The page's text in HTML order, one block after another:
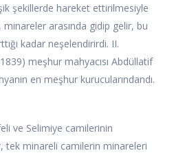
şekillerde hareket ettirilmesiyle
arasında gidip gelir, bu
kadar neşelendirirdi. II.
meşhur mahyacısı Abdüllatif
en meşhur kurucularındandı.
ve Selimiye camilerinin
tek minareli camilerin minareleri